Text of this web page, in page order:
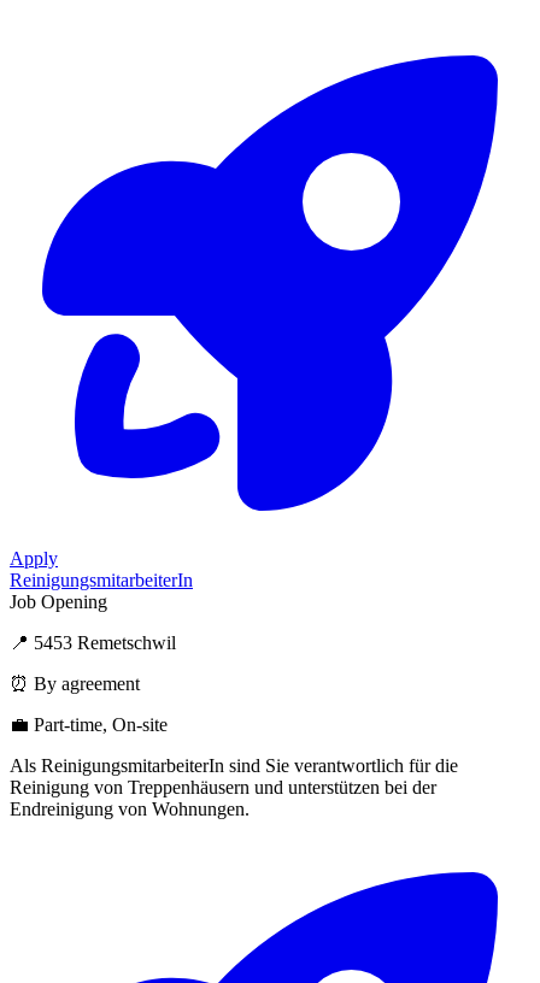
Apply
ReinigungsmitarbeiterIn
Job Opening
📍 5453 Remetschwil
⏰ By agreement
💼 Part-time, On-site
Als ReinigungsmitarbeiterIn sind Sie verantwortlich für die
Reinigung von Treppenhäusern und unterstützen bei der
Endreinigung von Wohnungen.